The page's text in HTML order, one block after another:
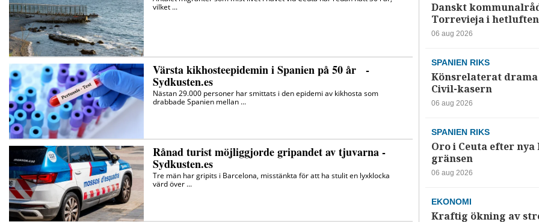
Danskt
Torrevieja i hetluften
06 aug 2026
SPANIEN RIKS
Könsrelaterat
Civil-kasern
06 aug 2026
SPANIEN RIKS
Oro i Ceuta efter
gränsen
06 aug 2026
EKONOMI
Kraftig ökning av